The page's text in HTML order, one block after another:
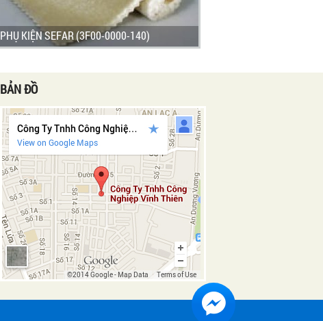
PHỤ KIỆN SEFAR (3F00-0000-140)
BẢN ĐỒ